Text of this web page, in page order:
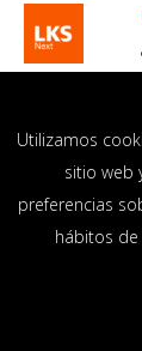
Utilizamos
sitio web
preferencias
hábitos de